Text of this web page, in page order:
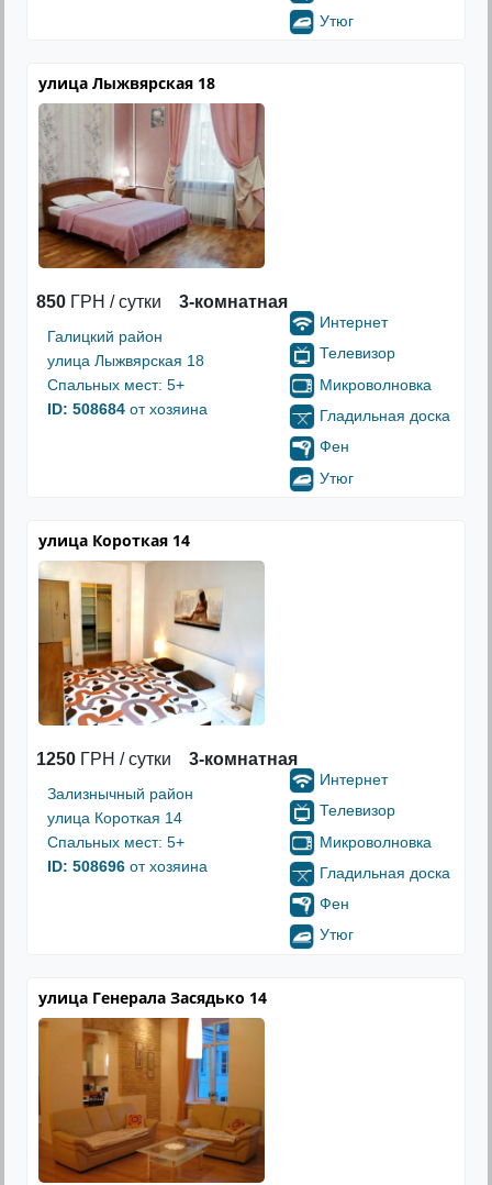
Утюг
улица Лыжвярская 18
850 ГРН / сутки 3-комнатная
Галицкий район
улица Лыжвярская 18
Спальных мест: 5+
ID: 508684 от хозяина
Интернет
Телевизор
Микроволновка
Гладильная доска
Фен
Утюг
улица Короткая 14
1250 ГРН / сутки 3-комнатная
Зализнычный район
улица Короткая 14
Спальных мест: 5+
ID: 508696 от хозяина
Интернет
Телевизор
Микроволновка
Гладильная доска
Фен
Утюг
улица Генерала Засядько 14